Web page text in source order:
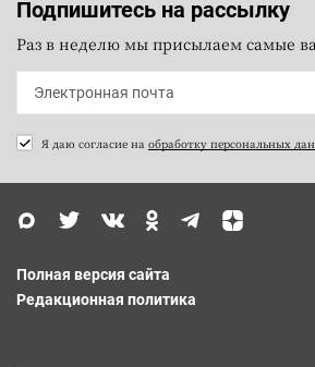
Подпишитесь на рассылку
Раз в неделю мы присылаем самые
Я даю согласие на обработку персональных
Полная версия сайта
Редакционная политика